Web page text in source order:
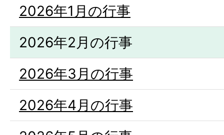
2026年1月の行事
2026年2月の行事
2026年3月の行事
2026年4月の行事